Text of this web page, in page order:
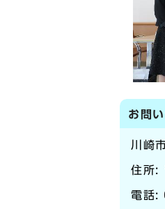
お問
川崎
住所:
電話: